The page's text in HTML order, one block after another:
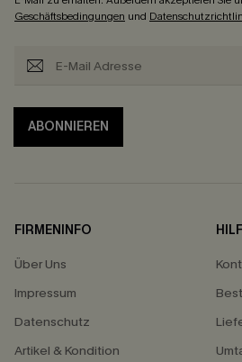
Geschäftsbedingungen und
ABONNIEREN
FIRMENINFO
Über Uns
Impressum
Datenschutz
Artikel & Kondition